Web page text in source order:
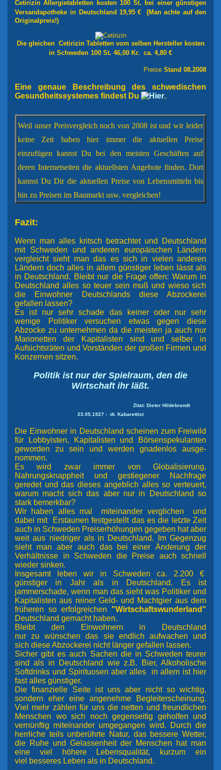
Cetirizin Allergietabletten kosten 100 St. bei einer günstigen
Versandapotheke in Deutschland 19,95 € (Man achte auf den
Originalpreis!)
Die gleichen Cetirizin Tabletten vom selben Hersteller kosten
in Schweden 100 St. 46,00 Kr. ca. 4,80 €
Preise Stand 08.2008
Eine genaue Beschreibung des schwedischen
Gesundheitssystemes findest Du
.
Weil unser Preisvergleich noch von 2008 ist und wir leider
keine Zeit haben hier immer die aktuellen Preise
einzufügen kannst Du bei den meisten Geschäften auf
deren Internetseiten die aktuellsten Angebote finden. Dort
kannst Du Dir die aktuellen Preise von Lebensmitteln bis
hin zu Preisen im Baumarkt usw. vergleichen!
Fazit:
Wenn man alles kritsch betrachtet und Deutschland
mit Schweden und anderen europäischen Ländern
vergleicht sieht man das es sich in vielen anderen
Ländern doch alles in allem günstiger leben lässt als
in Deutschland. Bleibt nur die Frage offen: Warum in
Deutschland alles so teuer sein muß und wieso sich
die Einwohner Deutschlands diese Abzockerei
gefallen lassen?
Es ist nur sehr schade das keiner oder nur sehr
wenige Politiker versuchen etwas gegen diese
Abzocke zu unternehmen da die meisten ja auch nur
Marionetten der Kapitalisten sind und selber in
Aufsichtsräten und Vorständen der großen Firmen und
Konzernen sitzen.
Politik ist nur der Spielraum, den die
Wirtschaft ihr läßt.
Zitat: Dieter Hildebrandt
23.05.1927 - dt. Kabarettist
Die Einwohner in Deutschland scheinen zum Freiwild
für Lobbyisten, Kapitalisten und Börsenspekulanten
geworden zu sein und werden gnadenlos ausge-
nommen.
Es wird zwar immer von Globalisierung,
Nahrungsknappheit und gestiegener Nachfrage
geredet und das dieses angeblich alles so verteuert,
warum macht sich das aber nur in Deutschland so
stark bemerkbar?
Wir haben alles mal miteinander verglichen und
dabei mit Erstaunen festgestellt das es die letzte Zeit
auch in Schweden Preiserhöhungen gegeben hat aber
weit aus niedriger als in Deutschland. Im Gegenzug
sieht man aber auch das bei einer Änderung der
Verhältnisse in Schweden die Preise auch schnell
wieder sinken.
Insgesamt leben wir in Schweden ca. 2.200 €
günstiger in Jahr als in Deutschland. Es ist
jammerschade, wenn man das sieht was Politiker und
Kapitalisten aus reiner Geld- und Machtgier aus dem
früheren so erfolgreichen "Wirtschaftswunderland"
Deutschland gemacht haben.
Bleibt den Einwohnern in Deutschland
nur zu wünschen das sie endlich aufwachen und
sich diese Abzockerei nicht länger gefallen lassen.
Sicher gibt es auch Sachen die in Schweden teurer
sind als in Deutschland wie z.B. Bier, Alkoholische
Softdrinks und Spirituosen aber alles in allem ist hier
fast alles günstiger.
Die finanzielle Seite ist uns aber nicht so wichtig,
sondern eher eine angenehme Begleiterscheinung.
Viel mehr zählen für uns die netten und freundlichen
Menschen wo sich noch gegenseitig geholfen und
vernünftig miteinander umgegangen wird. Durch die
herrliche teils unberührte Natur, das bessere Wetter,
die Ruhe und Gelassenheit der Menschen
hat man
eine viel höhere Lebensqualität, kurzum ein
viel besseres Leben als in Deutschland.